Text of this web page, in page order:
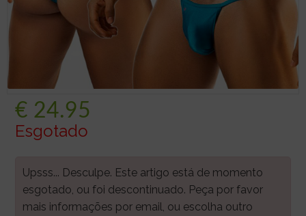
€ 24.95
Esgotado
Upsss... Desculpe. Este artigo está de momento
esgotado, ou foi descontinuado. Peça por favor
mais informações por email, ou escolha outro